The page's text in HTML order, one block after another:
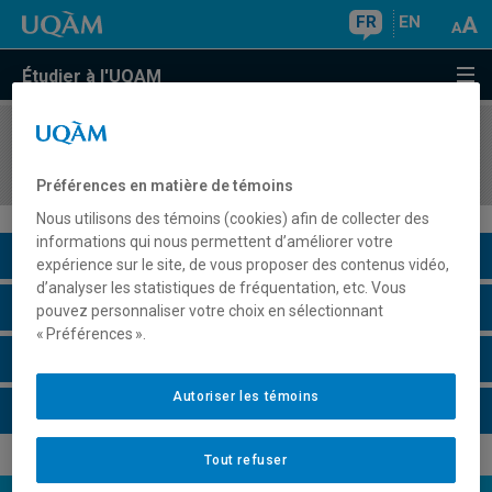
FR EN
Étudier à l'UQAM
COURS//
Description du cours
Horaire - Été 2026
Préférences en matière de témoins
Nous utilisons des témoins (cookies) afin de collecter des
informations qui nous permettent d’améliorer votre
expérience sur le site, de vous proposer des contenus vidéo,
d’analyser les statistiques de fréquentation, etc. Vous
pouvez personnaliser votre choix en sélectionnant
« Préférences ».
Tout refuser
Autoriser les témoins